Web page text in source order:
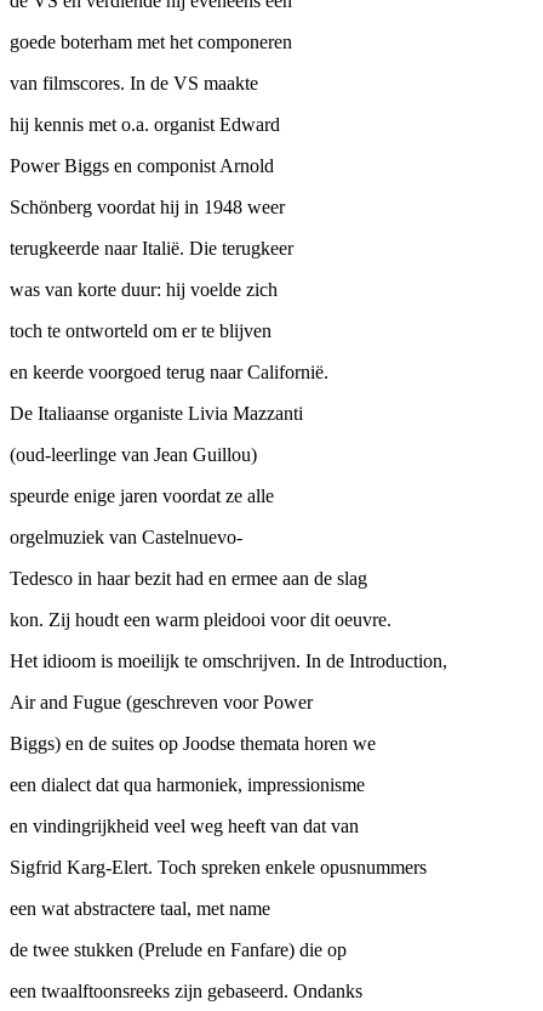
goede boterham met het componeren
van filmscores. In de VS maakte
hij kennis met o.a. organist Edward
Power Biggs en componist Arnold
Schönberg voordat hij in 1948 weer
terugkeerde naar Italië. Die terugkeer
was van korte duur: hij voelde zich
toch te ontworteld om er te blijven
en keerde voorgoed terug naar Californië.
De Italiaanse organiste Livia Mazzanti
(oud-leerlinge van Jean Guillou)
speurde enige jaren voordat ze alle
orgelmuziek van Castelnuevo-
Tedesco in haar bezit had en ermee aan de slag
kon. Zij houdt een warm pleidooi voor dit oeuvre.
Het idioom is moeilijk te omschrijven. In de Introduction,
Air and Fugue (geschreven voor Power
Biggs) en de suites op Joodse themata horen we
een dialect dat qua harmoniek, impressionisme
en vindingrijkheid veel weg heeft van dat van
Sigfrid Karg-Elert. Toch spreken enkele opusnummers
een wat abstractere taal, met name
de twee stukken (Prelude en Fanfare) die op
een twaalftoonsreeks zijn gebaseerd. Ondanks